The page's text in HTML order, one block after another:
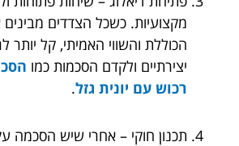
מקצועיות. כשכל הצדדים
הכוללת והשווי האמיתי, קל יותר
יצירתיים ולקדם הסכמות כמו
רכוש עם יונית גזל.
תכנון חוקי – אחרי שיש הסכמה